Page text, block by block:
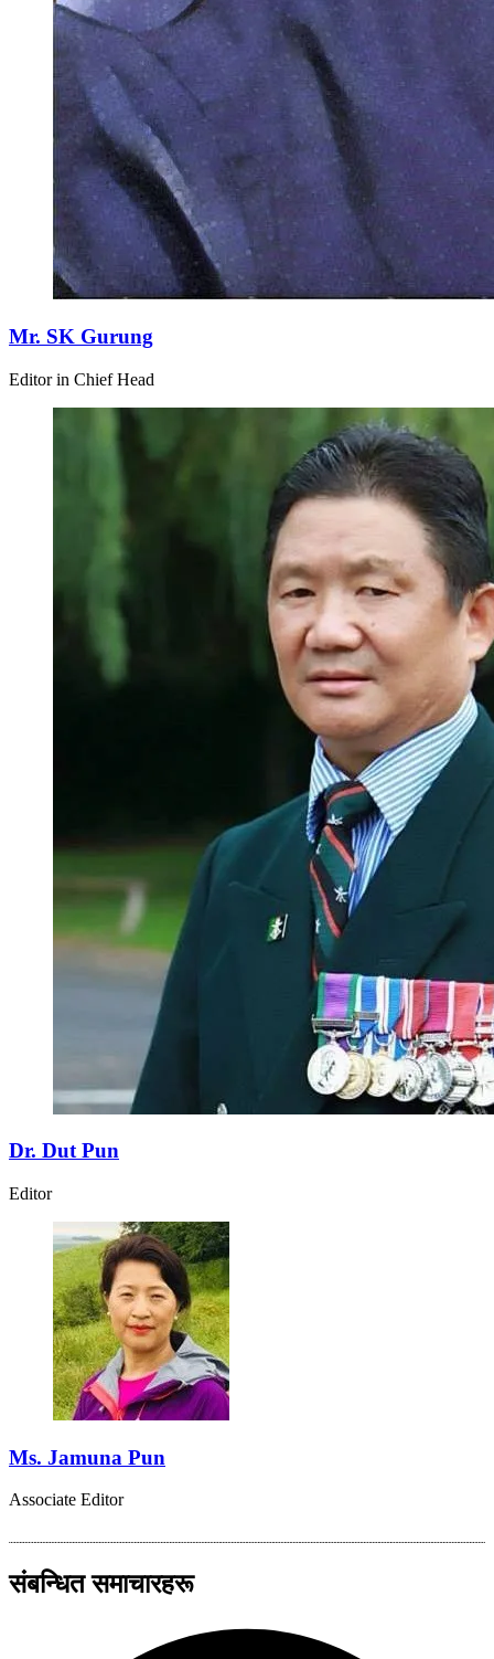
Mr. SK Gurung
Editor in Chief Head
Dr. Dut Pun
Editor
Ms. Jamuna Pun
Associate Editor
संबन्धित समाचारहरू